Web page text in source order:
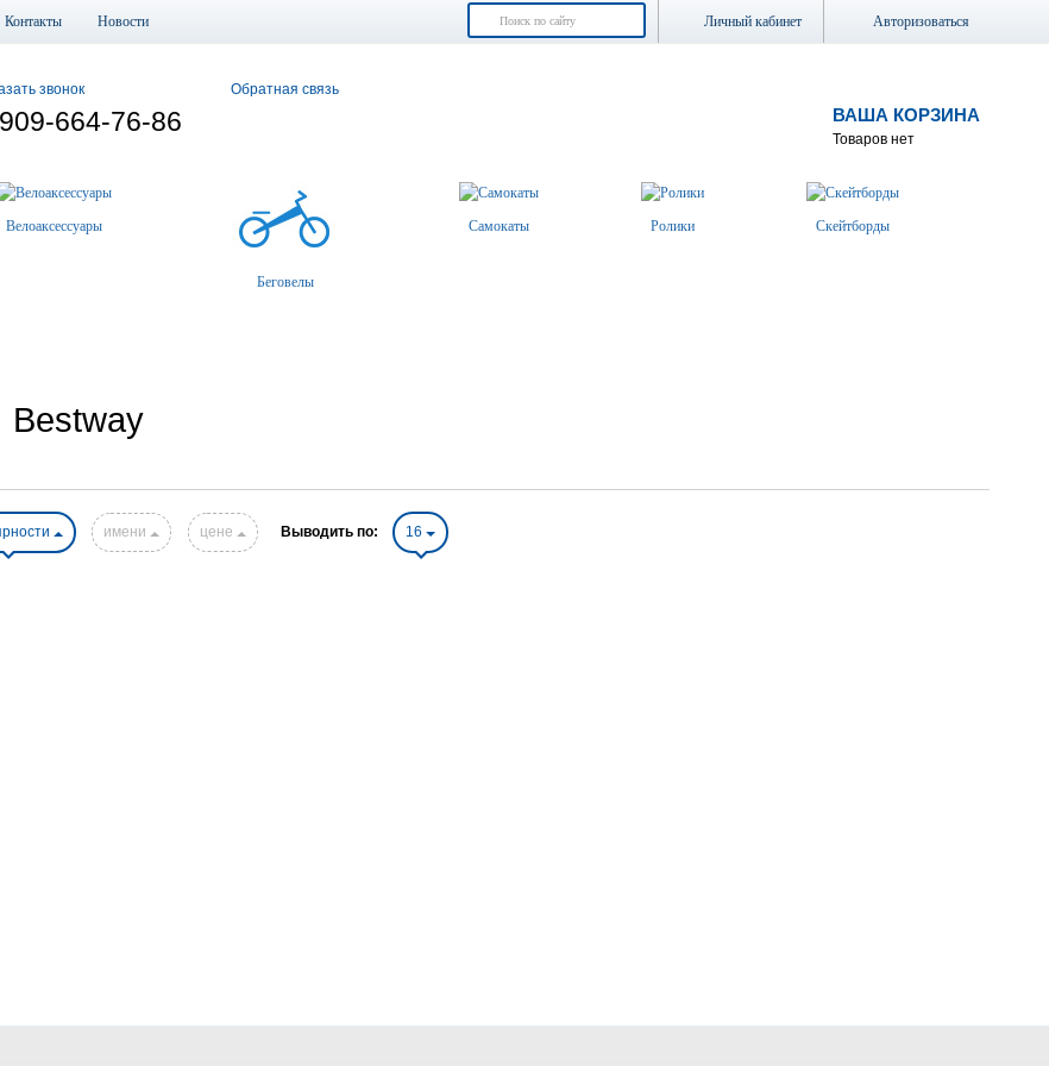
Личный кабинет Авторизоваться
Контакты Новости
ВАША КОРЗИНА
Товаров нет
звонок
664-76-86
Обратная связь
Велоаксессуары
Беговелы
Самокаты Ролики Скейтборды
Bestway
имени цене Выводить по: 16